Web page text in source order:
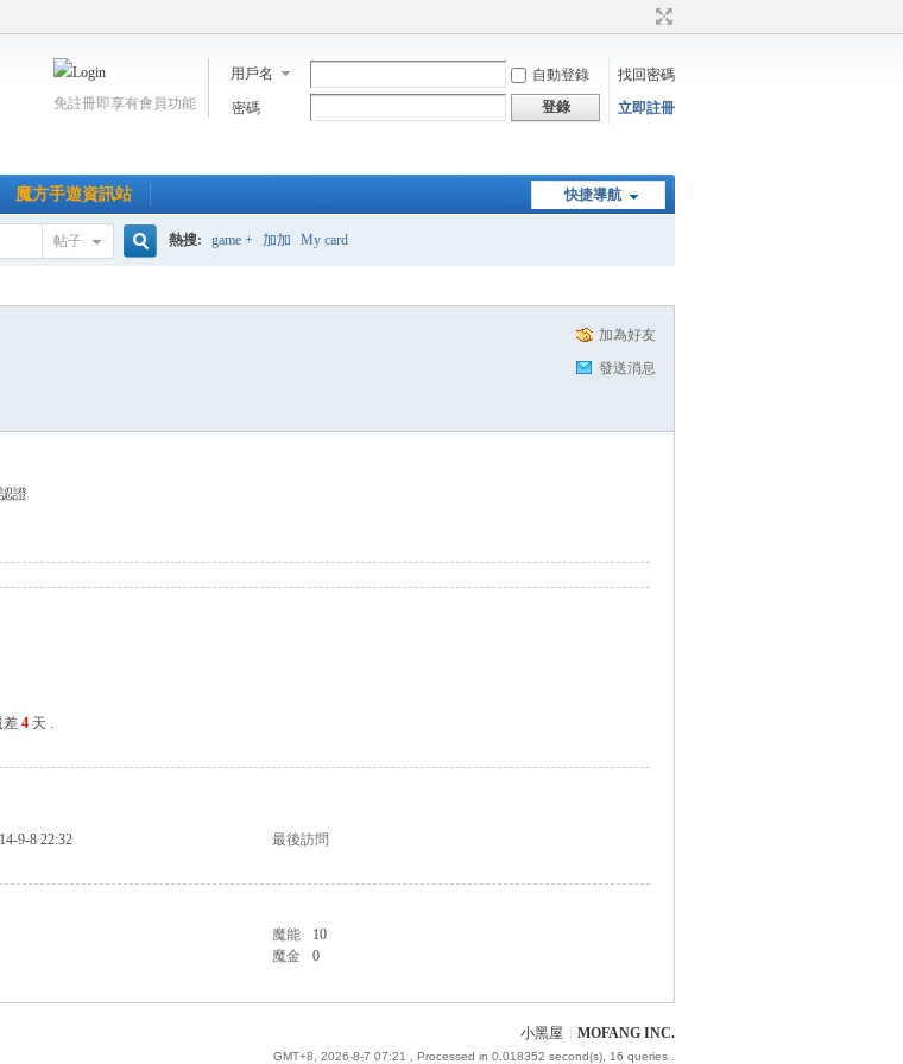
用戶名 自動登錄
找回密碼
密碼
登錄 立即註冊
免註冊即享有會員功能
快捷導航
魔方手遊資訊站
帖子 熱搜: game + 加加 My card
加為好友
發送消息
證
差 4 天 .
9-8 22:32
最後訪問
魔能
10
魔金 0
小黑屋 MOFANG INC.
GMT+8, 2026-8-7 07:21 , Processed in 0.018352 second(s), 16 queries .